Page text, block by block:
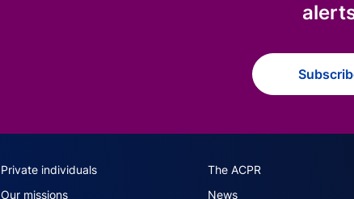
ACPR site navigation
Private individuals
The ACPR
Our missions
News